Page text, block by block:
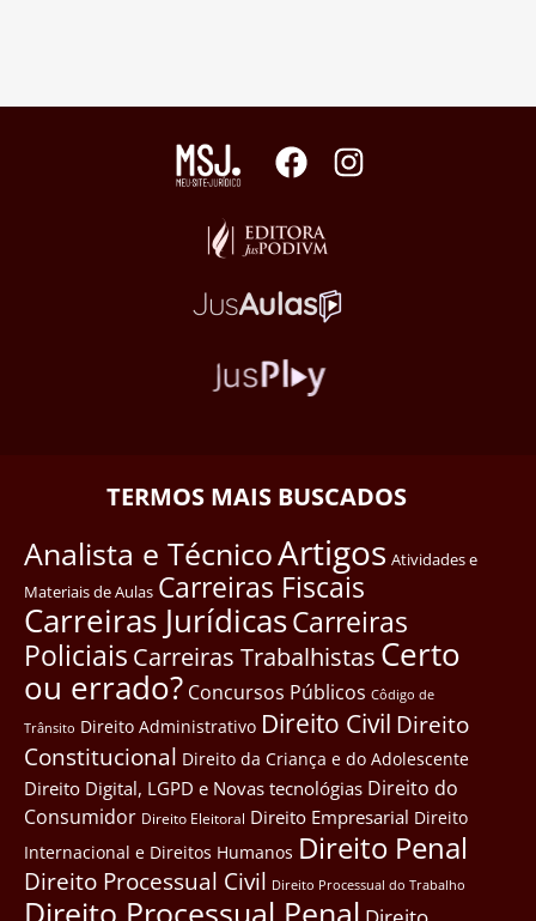
TERMOS MAIS BUSCADOS
Analista e TécnicoArtigos Atividades e
Materiais de Aulas Carreiras Fiscais
Carreiras JurídicasCarreiras
Policiais Carreiras Trabalhistas Certo
ou errado? Concursos Públicos Côdigo de
Trânsito Direito Administrativo Direito Civil Direito
Constitucional Direito da Criança e do Adolescente
Direito Digital, LGPD e Novas tecnológias Direito do
Consumidor Direito Eleitoral Direito Empresarial Direito
Internacional e Direitos Humanos Direito Penal
Direito Processual Civil Direito Processual do Trabalho